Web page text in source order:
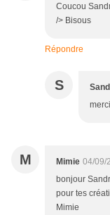
Coucou
/> Bisous
Répondre
S
M Mimie 04/09/
bonjour
pour tes
Mimie